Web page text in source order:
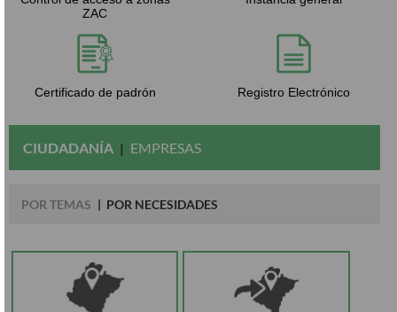
ZAC
Certificado de padrón Registro Electrónico
CIUDADANÍA EMPRESAS
POR TEMAS POR NECESIDADES